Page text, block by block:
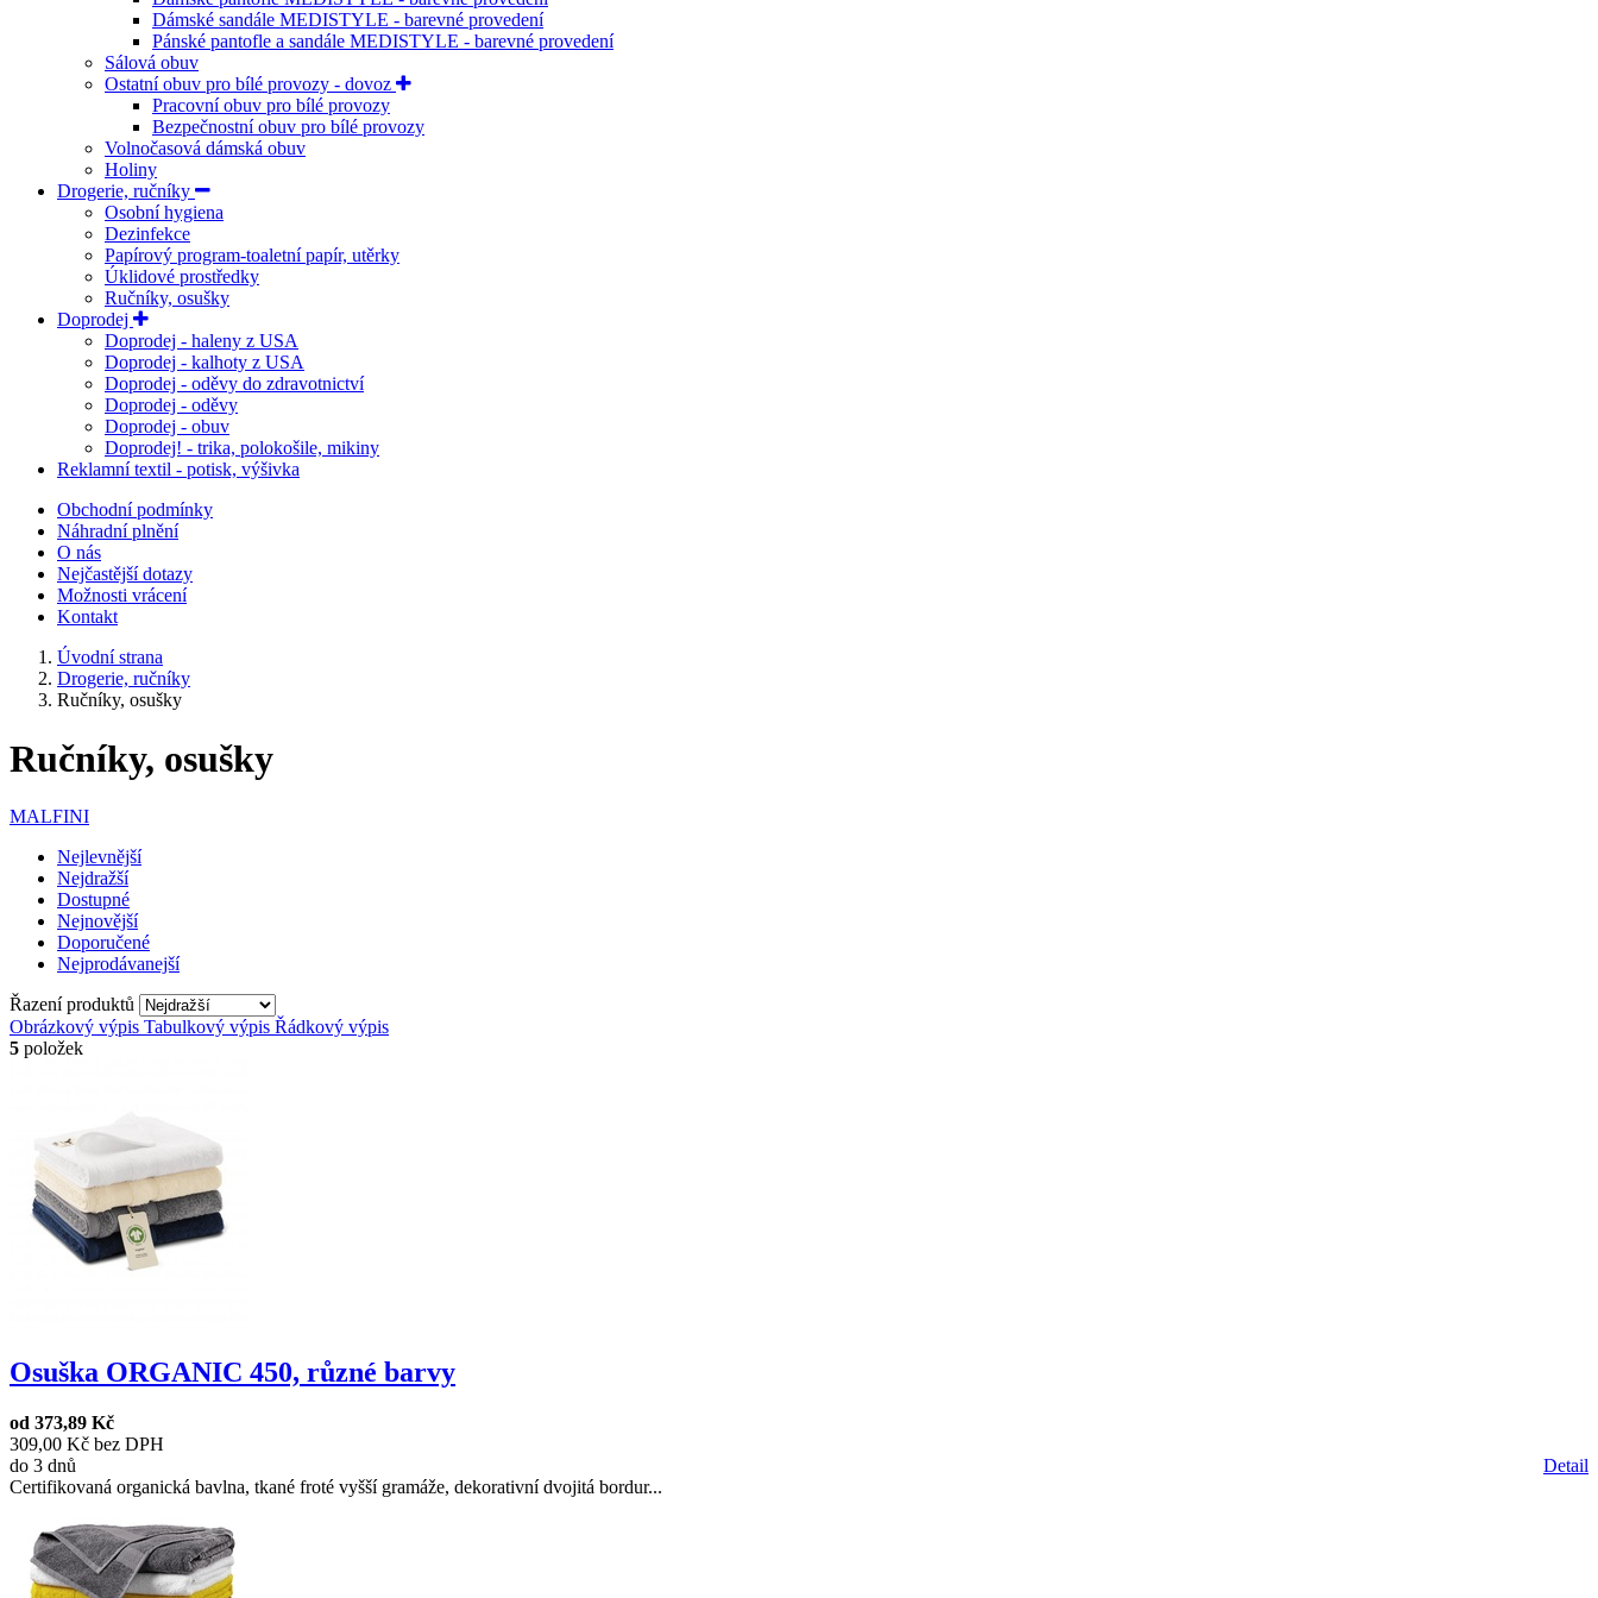
Dámské sandále MEDISTYLE - barevné provedení
Pánské pantofle a sandále MEDISTYLE - barevné provedení
Sálová obuv
Ostatní obuv pro bílé provozy - dovoz
Pracovní obuv pro bílé provozy
Bezpečnostní obuv pro bílé provozy
Volnočasová dámská obuv
Holiny
Drogerie, ručníky
Osobní hygiena
Dezinfekce
Papírový program-toaletní papír, utěrky
Úklidové prostředky
Ručníky, osušky
Doprodej
Doprodej - haleny z USA
Doprodej - kalhoty z USA
Doprodej - oděvy do zdravotnictví
Doprodej - oděvy
Doprodej - obuv
Doprodej! - trika, polokošile, mikiny
Reklamní textil - potisk, výšivka
Obchodní podmínky
Náhradní plnění
O nás
Nejčastější dotazy
Možnosti vrácení
Kontakt
Úvodní strana
Drogerie, ručníky
Ručníky, osušky
Ručníky, osušky
MALFINI
Nejlevnější
Nejdražší
Dostupné
Nejnovější
Doporučené
Nejprodávanejší
Řazení produktů
Obrázkový výpis Tabulkový výpis Řádkový výpis
5 položek
Osuška ORGANIC 450, různé barvy
od 373,89 Kč
309,00 Kč bez DPH
Detail
do 3 dnů
Certifikovaná organická bavlna, tkané froté vyšší gramáže, dekorativní dvojitá bordur...